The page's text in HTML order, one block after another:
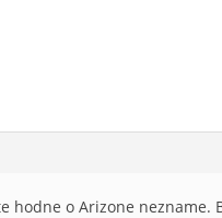
hodne o Arizone nezname.